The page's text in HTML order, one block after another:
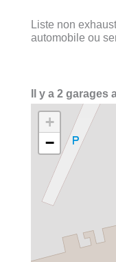
Liste non
automobile ou
Il y a 2 garages
+
−